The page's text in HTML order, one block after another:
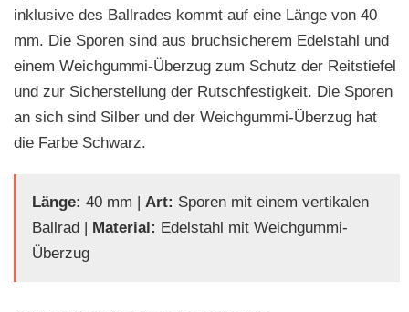
inklusive des Ballrades kommt auf eine Länge von 40
mm. Die Sporen sind aus bruchsicherem Edelstahl und
einem Weichgummi-Überzug zum Schutz der Reitstiefel
und zur Sicherstellung der Rutschfestigkeit. Die Sporen
an sich sind Silber und der Weichgummi-Überzug hat
die Farbe Schwarz.
Länge: 40 mm | Art: Sporen mit einem vertikalen
Ballrad |
Material: Edelstahl mit Weichgummi-
Überzug